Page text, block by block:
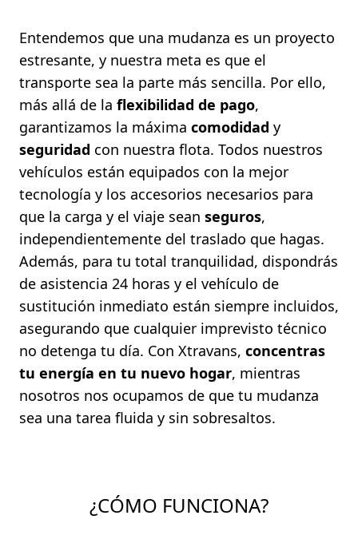
Entendemos que una mudanza es un proyecto
estresante, y nuestra meta es que el
transporte sea la parte más sencilla. Por ello,
más allá de la flexibilidad de pago,
garantizamos la máxima comodidad y
seguridad con nuestra flota. Todos nuestros
vehículos están equipados con la mejor
tecnología y los accesorios necesarios para
que la carga y el viaje sean seguros,
independientemente del traslado que hagas.
Además, para tu total tranquilidad, dispondrás
de asistencia 24 horas y el vehículo de
sustitución inmediato están siempre incluidos,
asegurando que cualquier imprevisto técnico
no detenga tu día. Con Xtravans, concentras
tu energía en tu nuevo hogar, mientras
nosotros nos ocupamos de que tu mudanza
sea una tarea fluida y sin sobresaltos.
¿CÓMO FUNCIONA?